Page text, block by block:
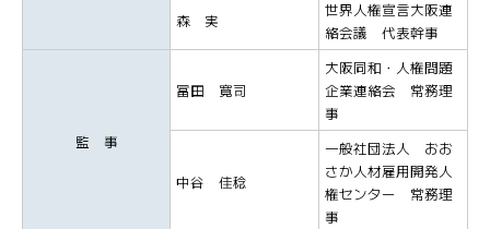
森 実
世界人権宣言大阪連
絡会議 代表幹事
監 事
冨田 寛司
大阪同和・人権問題
企業連絡会 常務理
事
中谷 佳稔
一般社団法人 おお
さか人材雇用開発人
権センター 常務理
事